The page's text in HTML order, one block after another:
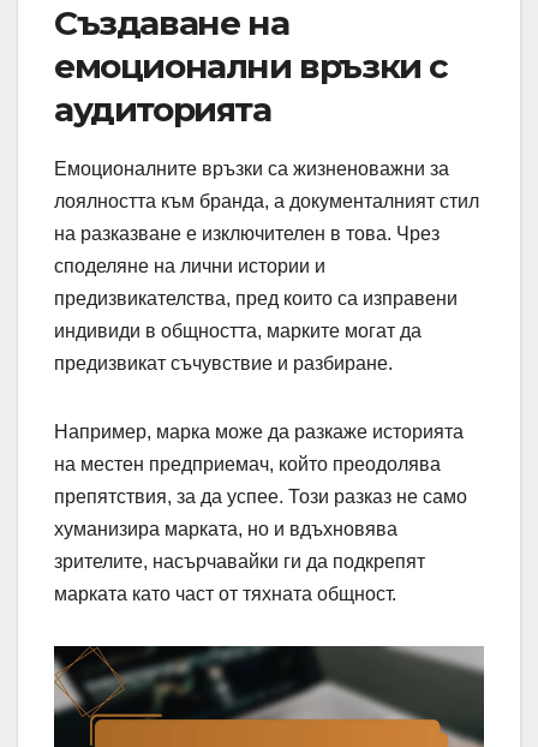
Създаване на
емоционални връзки с
аудиторията
Емоционалните връзки са жизненоважни за
лоялността към бранда, а документалният стил
на разказване е изключителен в това. Чрез
споделяне на лични истории и
предизвикателства, пред които са изправени
индивиди в общността, марките могат да
предизвикат съчувствие и разбиране.
Например, марка може да разкаже историята
на местен предприемач, който преодолява
препятствия, за да успее. Този разказ не само
хуманизира марката, но и вдъхновява
зрителите, насърчавайки ги да подкрепят
марката като част от тяхната общност.